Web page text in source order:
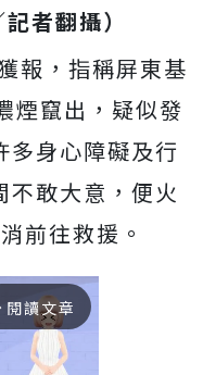
者翻攝）
報，指稱屏東基
煙竄出，疑似發
多身心障礙及行
不敢大意，便火
前往救援。
閱讀文章